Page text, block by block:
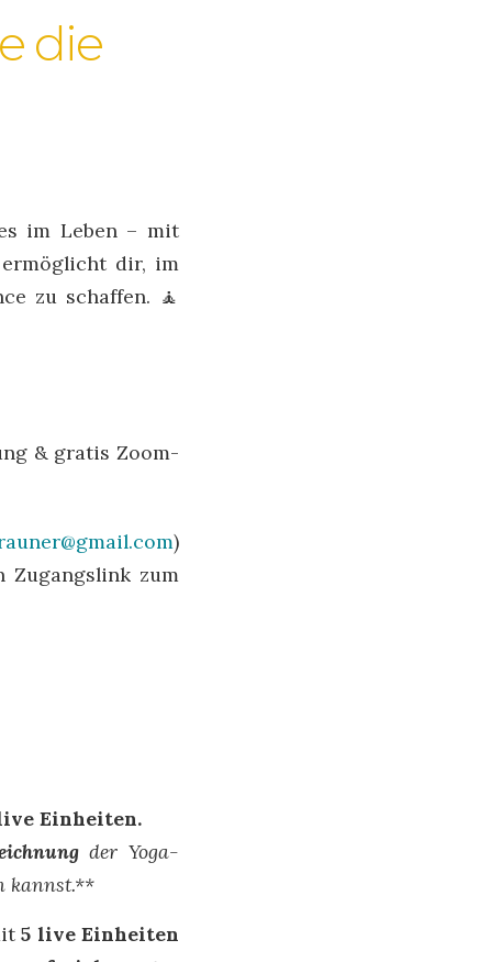
die
im Leben – mit
dir, im
zu schaffen. 🧘
& gratis Zoom-
)
Zugangslink zum
live Einheiten.
der Yoga-
kannst.**
5 live Einheiten